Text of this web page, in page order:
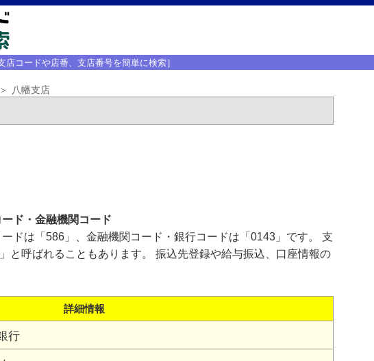
店コードや店番、支店番号を簡単に検索］
八幡支店
ド・金融機関コード
ドは「586」、金融機関コード・銀行コードは「0143」です。 支
と呼ばれることもあります。 振込先登録や給与振込、口座情報の
詳細情報
行